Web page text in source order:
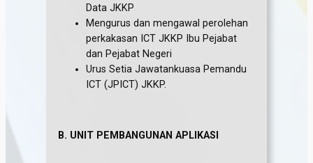
Data JKKP
Mengurus dan mengawal perolehan
perkakasan ICT JKKP Ibu Pejabat
dan Pejabat Negeri
Urus Setia Jawatankuasa Pemandu
ICT (JPICT) JKKP.
B. UNIT PEMBANGUNAN APLIKASI